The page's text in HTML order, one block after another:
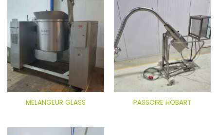
MELANGEUR GLASS PASSOIRE HOBART